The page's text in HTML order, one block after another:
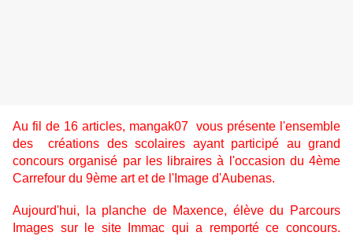
Au fil de 16 articles, mangak07 vous présente l'ensemble
des créations des scolaires ayant participé au grand
concours organisé par les libraires à l'occasion du 4ème
Carrefour du 9ème art et de l'Image d'Aubenas.
Aujourd'hui, la planche de Maxence, élève du Parcours
Images sur le site Immac qui a remporté ce concours.